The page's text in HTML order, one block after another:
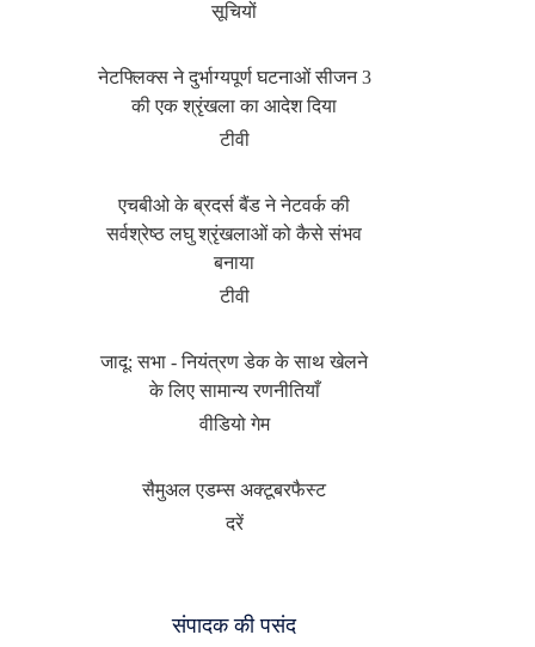
सूचियों
नेटफ्लिक्स ने दुर्भाग्यपूर्ण घटनाओं सीजन 3
की एक श्रृंखला का आदेश दिया
टीवी
एचबीओ के ब्रदर्स बैंड ने नेटवर्क की
सर्वश्रेष्ठ लघु श्रृंखलाओं को कैसे संभव
बनाया
टीवी
जादू: सभा - नियंत्रण डेक के साथ खेलने
के लिए सामान्य रणनीतियाँ
वीडियो गेम
सैमुअल एडम्स अक्टूबरफैस्ट
दरें
संपादक की पसंद